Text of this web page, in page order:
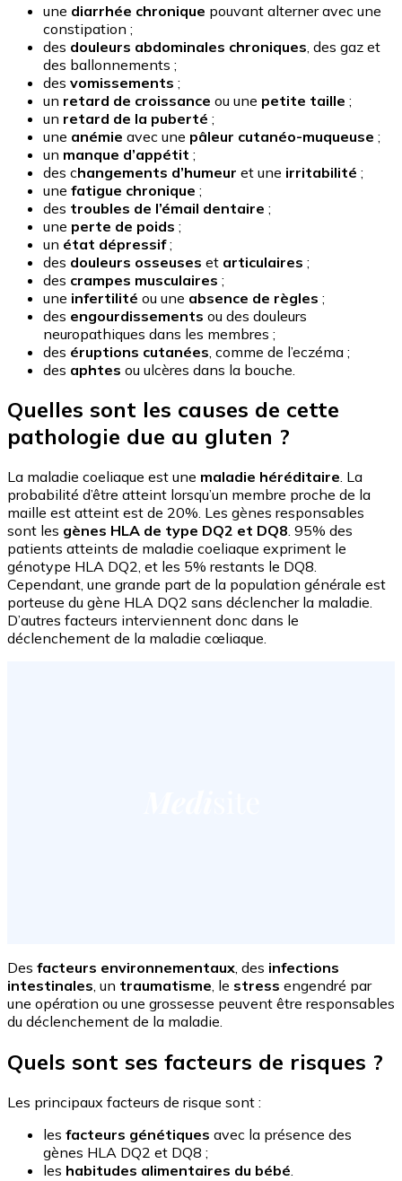
une diarrhée chronique pouvant alterner avec une
constipation ;
des douleurs abdominales chroniques , des gaz et
des ballonnements ;
des vomissements ;
un retard de croissance ou une petite taille ;
un retard de la puberté ;
une anémie avec une pâleur cutanéo-muqueuse ;
un manque d’appétit ;
des changements d’humeur et une irritabilité ;
une fatigue chronique ;
des troubles de l’émail dentaire ;
une perte de poids ;
un état dépressif;
des douleurs osseuses et articulaires ;
des crampes musculaires ;
une infertilité ou une absence de règles ;
des engourdissements ou des douleurs
neuropathiques dans les membres ;
des éruptions cutanées , comme de l’eczéma ;
des aphtes ou ulcères dans la bouche.
Quelles sont les causes de cette
pathologie due au gluten ?
La maladie coeliaque est une maladie héréditaire. La
probabilité d’être atteint lorsqu’un membre proche de la
maille est atteint est de 20%. Les gènes responsables
sont les gènes HLA de type DQ2 et DQ8. 95% des
patients atteints de maladie coeliaque expriment le
génotype HLA DQ2, et les 5% restants le DQ8.
Cependant, une grande part de la population générale est
porteuse du gène HLA DQ2 sans déclencher la maladie.
D’autres facteurs interviennent donc dans le
déclenchement de la maladie cœliaque.
Des facteurs environnementaux, des infections
intestinales, un traumatisme, le stress engendré par
une opération ou une grossesse peuvent être responsables
du déclenchement de la maladie.
Quels sont ses facteurs de risques ?
Les principaux facteurs de risque sont :
les facteurs génétiques avec la présence des
gènes HLA DQ2 et DQ8 ;
les habitudes alimentaires du bébé.